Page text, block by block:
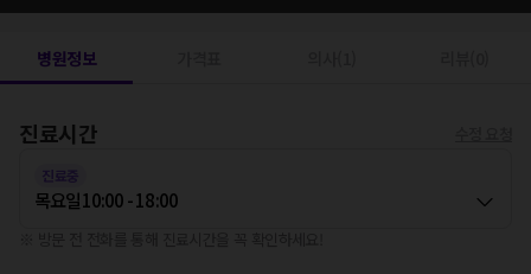
병원정보
진료시간
진료중
목요일10:00 - 18:00